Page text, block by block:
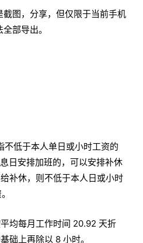
截图，分享，但仅限于当前手机
部导出。
不低于本人单日或小时工资的
日安排加班的，可以安排补休
补休，则不低于本人日或小时
均每月工作时间 20.92 天折
础上再除以 8 小时。